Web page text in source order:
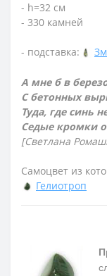
- h=32 см
- 330 камней
- подставка:
А мне б в
С бетонных
Туда, где синь
Седые кромки
[Светлана
Самоцвет из
Гелиотроп